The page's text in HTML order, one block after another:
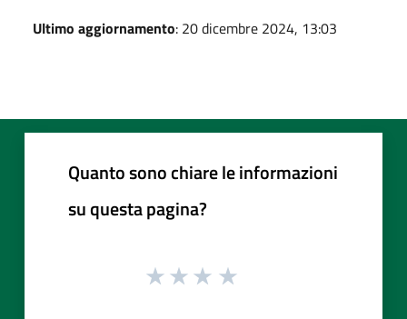
Ultimo aggiornamento: 20 dicembre 2024, 13:03
Quanto sono chiare le informazioni
su questa pagina?